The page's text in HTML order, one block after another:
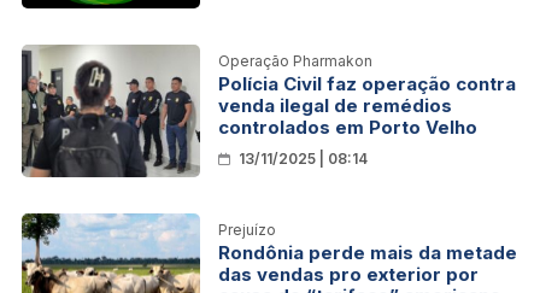
Operação Pharmakon
Polícia Civil faz operação contra
venda ilegal de remédios
controlados em Porto Velho
13/11/2025 | 08:14
Prejuízo
Rondônia perde mais da metade
das vendas pro exterior por